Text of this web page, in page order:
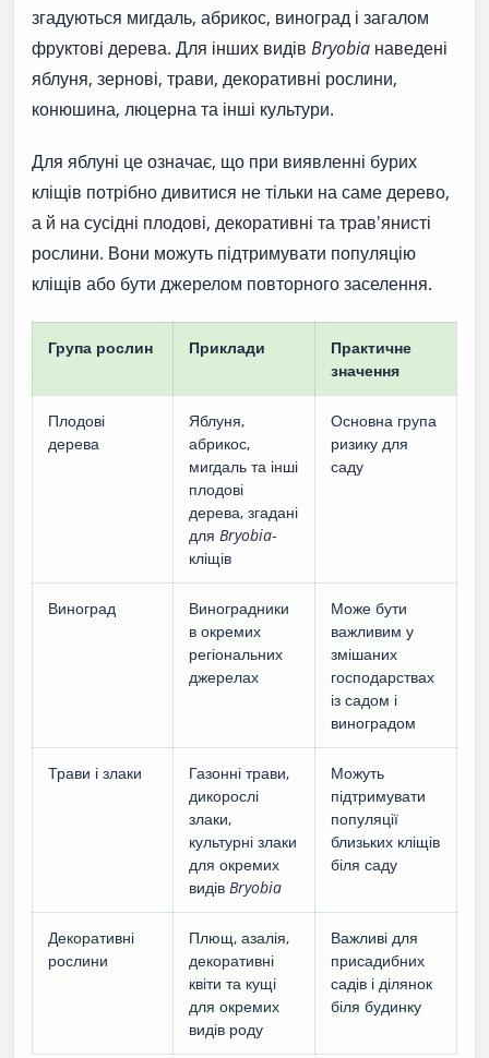
згадуються мигдаль, абрикос, виноград і загалом
фруктові дерева. Для інших видів Bryobia наведені
яблуня, зернові, трави, декоративні рослини,
конюшина, люцерна та інші культури.
Для яблуні це означає, що при виявленні бурих
кліщів потрібно дивитися не тільки на саме дерево,
а й на сусідні плодові, декоративні та трав'янисті
рослини. Вони можуть підтримувати популяцію
кліщів або бути джерелом повторного заселення.
Група рослин Приклади
Практичне
значення
Плодові
дерева
Яблуня,
абрикос,
мигдаль та інші
плодові
дерева, згадані
для Bryobia-
кліщів
Основна група
ризику для
саду
Виноград
Виноградники
в окремих
регіональних
джерелах
Може бути
важливим у
змішаних
господарствах
із садом і
виноградом
Трави і злаки
Газонні трави,
дикорослі
злаки,
культурні злаки
для окремих
видів Bryobia
Можуть
підтримувати
популяції
близьких кліщів
біля саду
Декоративні
рослини
Плющ, азалія,
декоративні
квіти та кущі
для окремих
видів роду
Важливі для
присадибних
садів і ділянок
біля будинку